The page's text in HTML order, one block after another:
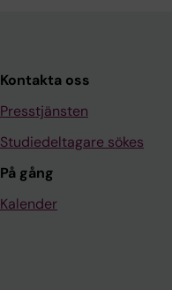
Kontakta oss
Presstjänsten
Studiedeltagare sökes
På gång
Kalender